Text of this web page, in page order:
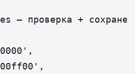
проверка +